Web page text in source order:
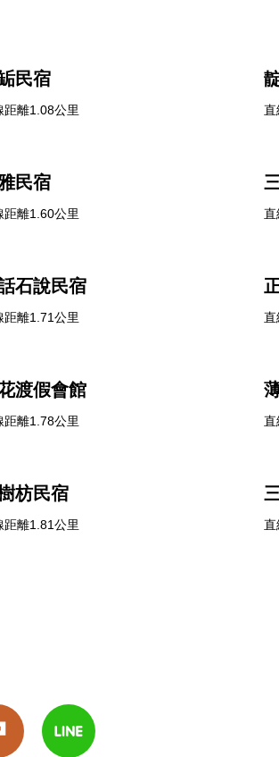
民宿
距離1.08公里 直
民宿
距離1.60公里 直
石說民宿
距離1.71公里 直
渡假會館
距離1.78公里 直
枋民宿
距離1.81公里 直